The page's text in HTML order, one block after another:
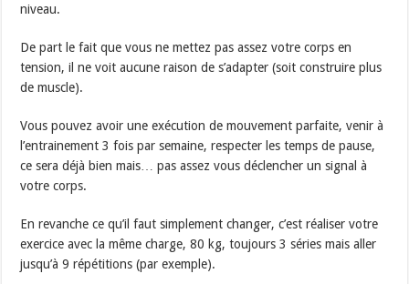
niveau.
De part le fait que vous ne mettez pas assez votre corps en
tension, il ne voit aucune raison de s’adapter (soit construire plus
de muscle).
Vous pouvez avoir une exécution de mouvement parfaite, venir à
l’entrainement 3 fois par semaine, respecter les temps de pause,
ce sera déjà bien mais… pas assez vous déclencher un signal à
votre corps.
En revanche ce qu’il faut simplement changer, c’est réaliser votre
exercice avec la même charge, 80 kg, toujours 3 séries mais aller
jusqu’à 9 répétitions (par exemple).